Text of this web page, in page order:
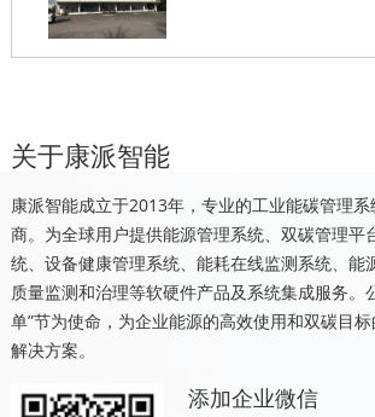
关于康派智能
康派智能成立于2013年，专业的工业能碳管理
商。为全球用户提供能源管理系统、双碳管理平
统、设备健康管理系统、能耗在线监测系统、能
质量监测和治理等软硬件产品及系统集成服务。
单”节为使命，为企业能源的高效使用和双碳目
解决方案。
添加企业微信